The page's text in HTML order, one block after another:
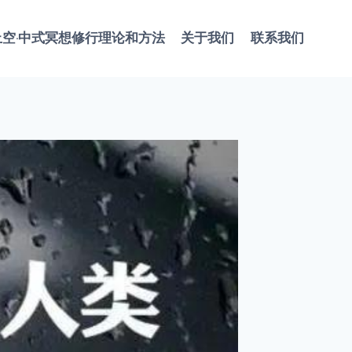
·中式冥想修行理论和方法 关于我们 联系我们